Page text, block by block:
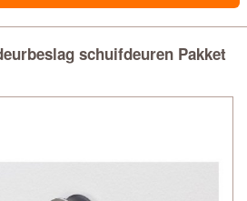
schuifdeuren Pakket